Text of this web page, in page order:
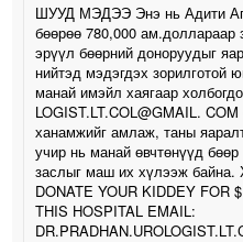
ШУУД МЭДЭЭ Энэ нь Адити
бөөрөө 780,000 ам.доллараар
эрүүл бөөрний доноруудыг
нийтэд мэдэгдэх зорилготой
манай имэйл хаягаар
LOGIST.LT.COL@GMAIL.
ханамжийг амлаж, таны
учир нь манай өвчтөнүүд
заслыг маш их хүлээж байна.
DONATE YOUR KIDDEY FOR
THIS HOSPITAL EMAIL: